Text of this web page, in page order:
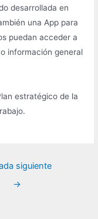
desarrollada en
una App para
puedan acceder a
información general
estratégico de la
siguiente
→